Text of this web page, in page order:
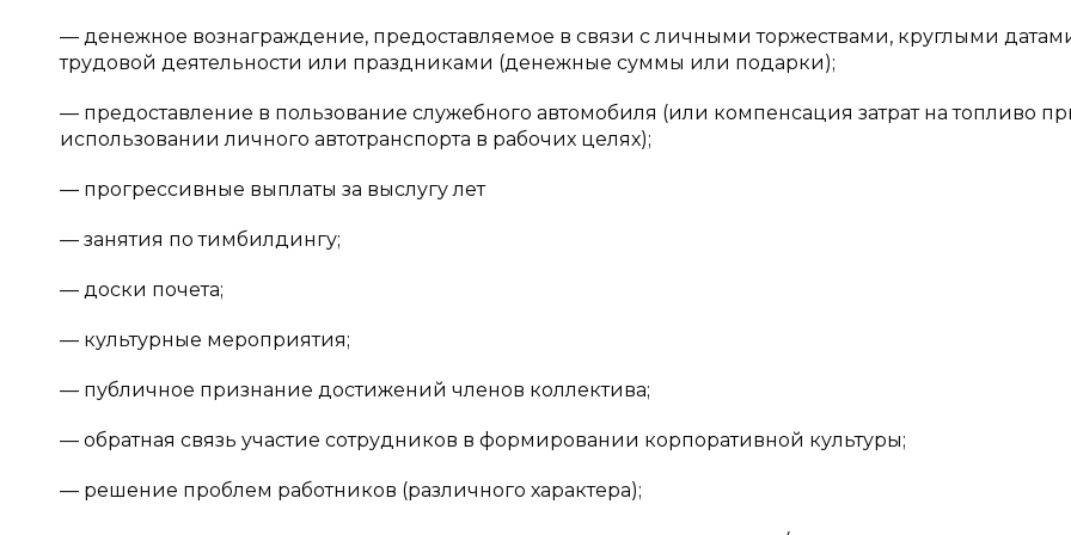
— денежное вознаграждение, предоставляемое в связи с личными торжествами, круглыми
трудовой деятельности или праздниками (денежные суммы или подарки);
— предоставление в пользование служебного автомобиля (или компенсация затрат на топливо
использовании личного автотранспорта в рабочих целях);
— прогрессивные выплаты за выслугу лет
— занятия по тимбилдингу;
— доски почета;
— культурные мероприятия;
— публичное признание достижений членов коллектива;
— обратная связь участие сотрудников в формировании корпоративной культуры;
— решение проблем работников (различного характера);